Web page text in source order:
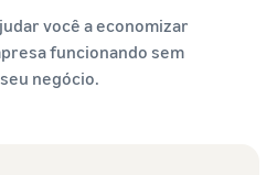
você a economizar
funcionando sem
negócio.